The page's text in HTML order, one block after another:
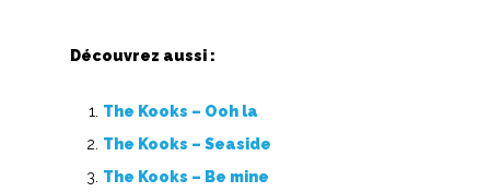
Découvrez aussi :
The Kooks – Ooh la
The Kooks – Seaside
The Kooks – Be mine